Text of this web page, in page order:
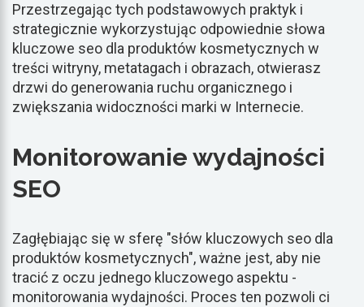
Przestrzegając tych podstawowych praktyk i
strategicznie wykorzystując odpowiednie słowa
kluczowe seo dla produktów kosmetycznych w
treści witryny, metatagach i obrazach, otwierasz
drzwi do generowania ruchu organicznego i
zwiększania widoczności marki w Internecie.
Monitorowanie wydajności
SEO
Zagłębiając się w sferę "słów kluczowych seo dla
produktów kosmetycznych", ważne jest, aby nie
tracić z oczu jednego kluczowego aspektu -
monitorowania wydajności. Proces ten pozwoli ci